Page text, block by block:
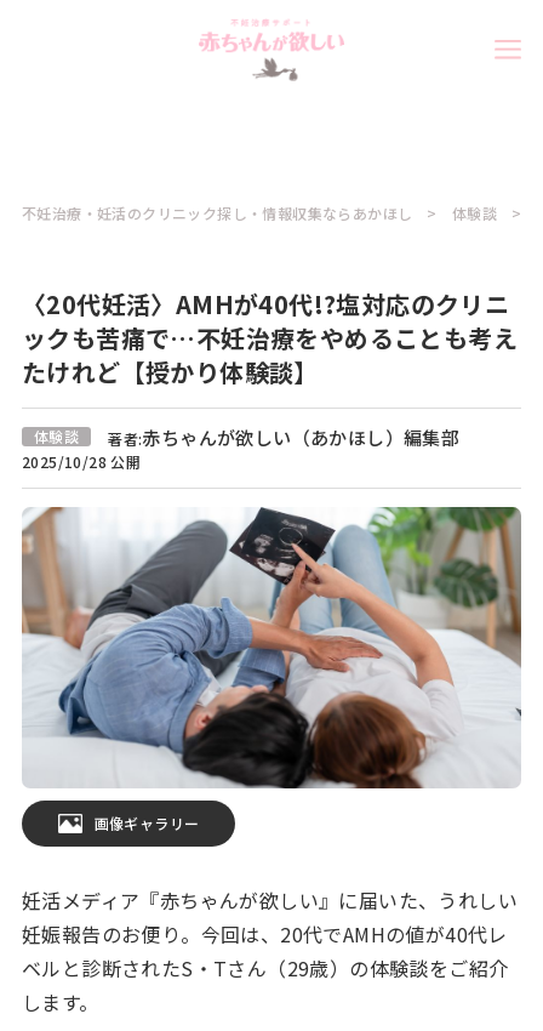
不妊治療・妊活のクリニック探し・情報収集ならあかほし 体験談
〈20代妊活〉AMHが40代!?塩対応のクリニ
ックも苦痛で…不妊治療をやめることも考え
たけれど【授かり体験談】
体験談 著者:赤ちゃんが欲しい（あかほし）編集部
2025/10/28 公開
画像ギャラリー
妊活メディア『赤ちゃんが欲しい』に届いた、うれしい
妊娠報告のお便り。今回は、20代でAMHの値が40代レ
ベルと診断されたS・Tさん（29歳）の体験談をご紹介
します。